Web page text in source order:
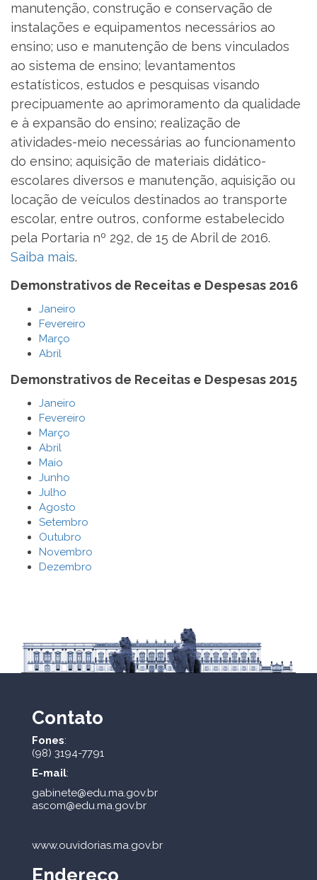
manutenção, construção e conservação de
instalações e equipamentos necessários ao
ensino; uso e manutenção de bens vinculados
ao sistema de ensino; levantamentos
estatísticos, estudos e pesquisas visando
precipuamente ao aprimoramento da qualidade
e à expansão do ensino; realização de
atividades-meio necessárias ao funcionamento
do ensino; aquisição de materiais didático-
escolares diversos e manutenção, aquisição ou
locação de veículos destinados ao transporte
escolar, entre outros, conforme estabelecido
pela Portaria nº 292, de 15 de Abril de 2016.
Saiba mais.
Demonstrativos de Receitas e Despesas 2016
Janeiro
Fevereiro
Março
Abril
Demonstrativos de Receitas e Despesas 2015
Janeiro
Fevereiro
Março
Abril
Maio
Junho
Julho
Agosto
Setembro
Outubro
Novembro
Dezembro
Contato
Fones:
(98) 3194-7791
E-mail:
gabinete@edu.ma.gov.br
ascom@edu.ma.gov.br
www.ouvidorias.ma.gov.br
Endereço